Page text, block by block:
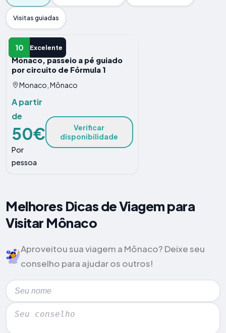
Visitas guiadas
10 Excelente
AVENTURA
Mônaco, passeio a pé guiado
por circuito de Fórmula 1
Monaco, Mônaco
A partir
de
50€
Por
pessoa
Verificar
disponibilidade
Melhores Dicas de Viagem para
Visitar Mônaco
Aproveitou sua viagem a Mônaco? Deixe seu
conselho para ajudar os outros!